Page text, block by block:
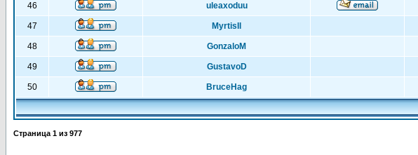
46 uleaxoduu
47 MyrtisIl
48 GonzaloM
49 GustavoD
50 BruceHag
Страница 1 из 977